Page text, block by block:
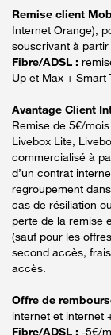
Remise client
Internet Orange),
souscrivant à partir
Fibre/ADSL :
Up et Max + Smart
Avantage Client
Remise de 5€/
Livebox Lite,
commercialisé à
d’un contrat
regroupement
cas de résiliation
perte de la remise
(sauf pour les
second accès,
accès.
Offre de
internet et internet
Fibre/ADSL : -5€/